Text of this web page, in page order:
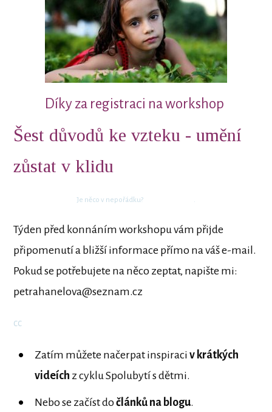
Díky za registraci na workshop
Šest důvodů ke vzteku - umění
zůstat v klidu
Je něco v nepořádku? .
Týden před konnáním workshopu vám přijde
připomenutí a bližší informace přímo na váš e-mail.
Pokud se potřebujete na něco zeptat, napište mi:
petrahanelova@seznam.cz
cc
Zatím můžete načerpat inspiraciv krátkých
videích z cyklu Spolubytí s dětmi.
Nebo se začíst dočlánků na blogu.